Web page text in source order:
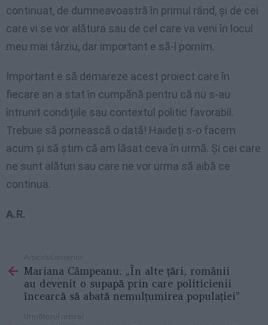
continuat, de dumneavoastră în primul rând, și de cei
care vi se vor alătura sau de cel care va veni în locul
meu mai târziu, dar important e să-l pornim.
Important e să demareze acest proiect care în
fiecare an a stat în cumpănă pentru că nu s-au
întrunit condițiile sau contextul politic favorabil.
Trebuie să pornească o dată! Haideți s-o facem
acum și să știm că am lăsat ceva în urmă. Și cei care
ne sunt alături sau care ne vor urma să aibă ce
continua.
A.R.
more
Articolul anterior
Mariana Câmpeanu: „În alte țări, românii
au devenit o supapă prin care politicienii
încearcă să abată nemulțumirea populației”
Următorul articol